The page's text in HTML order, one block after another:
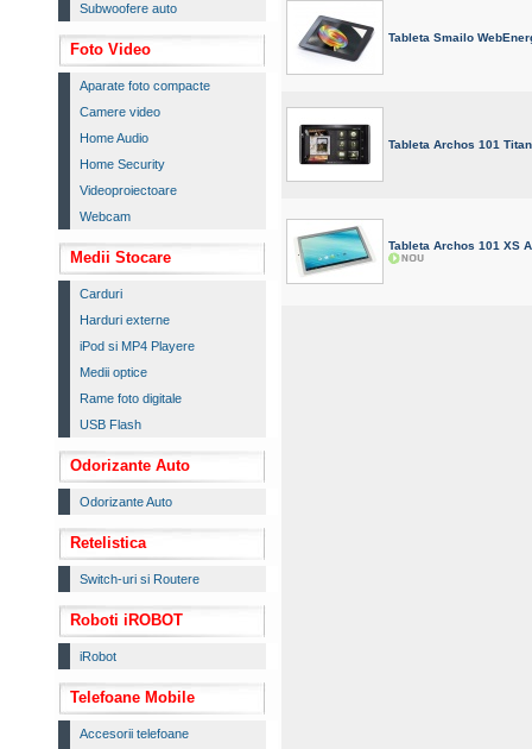
Subwoofere auto
Foto Video
Aparate foto compacte
Camere video
Home Audio
Home Security
Videoproiectoare
Webcam
Medii Stocare
Carduri
Harduri externe
iPod si MP4 Playere
Medii optice
Rame foto digitale
USB Flash
Odorizante Auto
Odorizante Auto
Retelistica
Switch-uri si Routere
Roboti iROBOT
iRobot
Telefoane Mobile
Accesorii telefoane
Tableta Smailo
Tableta Archos 101
Tableta Archos 101 XS